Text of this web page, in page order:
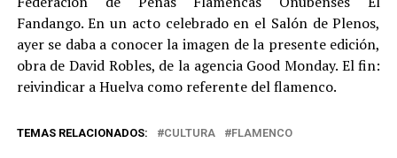
Fandango. En un acto celebrado en el Salón de Plenos,
ayer se daba a conocer la imagen de la presente edición,
obra de David Robles, de la agencia Good Monday. El fin:
reivindicar a Huelva como referente del flamenco.
TEMAS RELACIONADOS: CULTURA FLAMENCO